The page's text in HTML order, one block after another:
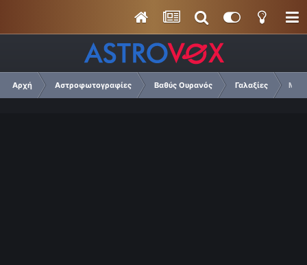
Αρχή Αστροφωτογραφίες Βαθύς Ουρανός Γαλαξίες M101